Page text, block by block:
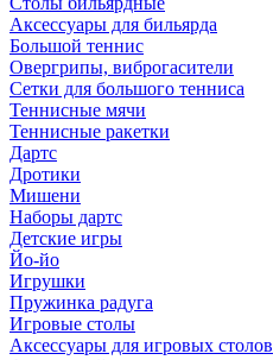
Аксессуары для бильярда
Большой теннис
Овергрипы, виброгасители
Сетки для большого тенниса
Теннисные мячи
Теннисные ракетки
Дартс
Дротики
Мишени
Наборы дартс
Детские игры
Йо-йо
Игрушки
Пружинка радуга
Игровые столы
Аксессуары для игровых столов